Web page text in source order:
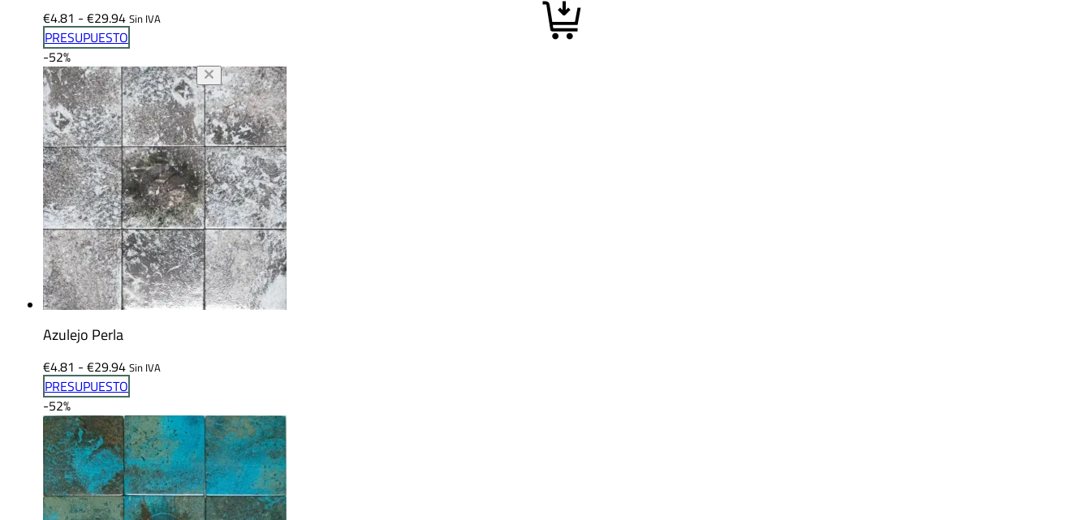
€4.81 - €29.94Rango
de
desde
€4.81
hasta
€29.94
Sin IVA
PRESUPUESTO
-52%
Azulejo Perla
€4.81 - €29.94Rango
de
desde
€4.81
hasta
€29.94
Sin IVA
PRESUPUESTO
-52%